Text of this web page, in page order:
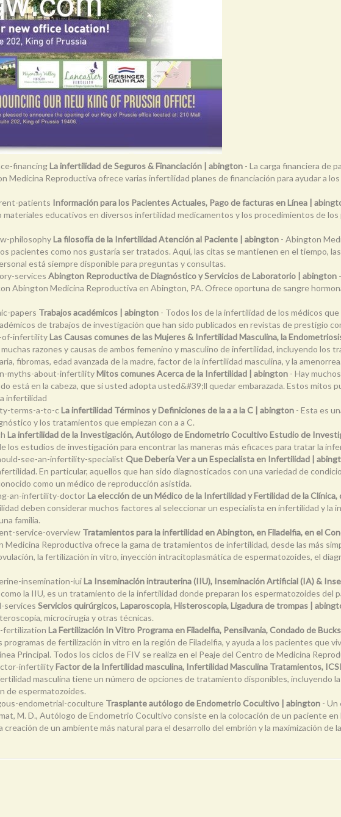
financingLa infertilidad de Seguros & Financiación | abington - La carga financiera de
Medicina Reproductiva ofrece varias infertilidad planes de financiación para ayudar a
patients Información para los Pacientes Actuales, Pago de facturas en Línea |
educativos en diversos infertilidad medicamentos y los procedimientos de los
philosophyLa filosofía de la Infertilidad Atención al Paciente | abington - Abington
pacientes como nos gustaría ser tratados. Aquí, las citas se mantienen en el tiempo,
está siempre disponible para preguntas y consultas.
services Abington Reproductiva de Diagnóstico y Servicios de Laboratorio | abington
Abington Medicina Reproductiva en Abington, PA. Ofrece oportuna de sangre
papers Trabajos académicos | abington - Todos los de la infertilidad de los médicos
de trabajos de investigación que han sido publicados en revistas de prestigio
of-infertilityLas Causas comunes de las Mujeres & Infertilidad Masculina, la
muchas razones y causas de ambos femenino y masculino de infertilidad, incluyendo
fibromas, edad avanzada de la madre, factor de la infertilidad masculina, y la amenorrea.
myths-about-infertilityMitos comunes Acerca de la Infertilidad | abington - Hay
está en la cabeza, que si usted adopta usted&#39;ll quedar embarazada. Estos mitos
infertilidad
terms-a-to-c La infertilidad Términos y Definiciones de la a a la C | abington - Esta es
y los tratamientos que empiezan con a a C.
La infertilidad de la Investigación, Autólogo de Endometrio Cocultivo Estudio de
estudios de investigación para encontrar las maneras más eficaces para tratar la
see-an-infertility-specialist Que Debería Ver a un Especialista en Infertilidad |
En particular, aquellos que han sido diagnosticados con una variedad de
como un médico de reproducción asistida.
an-infertility-doctorLa elección de un Médico de la Infertilidad y Fertilidad de la
deben considerar muchos factores al seleccionar un especialista en infertilidad y la
familia.
service-overview Tratamientos para la infertilidad en Abington, en Filadelfia, en el
Medicina Reproductiva ofrece la gama de tratamientos de infertilidad, desde las más
la fertilización in vitro, inyección intracitoplasmática de espermatozoides, el
insemination-iuiLa Inseminación intrauterina (IIU), Inseminación Artificial (IA) &
la IIU, es un tratamiento de la infertilidad donde preparan los espermatozoides del
services Servicios quirúrgicos, Laparoscopia, Histeroscopia, Ligadura de trompas |
microcirugía y otras técnicas.
fertilization La Fertilización In Vitro Programa en Filadelfia, Pensilvania, Condado de
de fertilización in vitro en la región de Filadelfia, y ayuda a los pacientes que
Principal. Todos los ciclos de FIV se realiza en el Peaje del Centro de Medicina
infertilityFactor de la Infertilidad masculina, Infertilidad Masculina Tratamientos,
masculina tiene un número de opciones de tratamiento disponibles, incluyendo
de espermatozoides.
endometrial-coculture Trasplante autólogo de Endometrio Cocultivo | abington - Un
M. D., Autólogo de Endometrio Cocultivo consiste en la colocación de un paciente
creación de un ambiente más natural para el desarrollo del embrión y la maximización